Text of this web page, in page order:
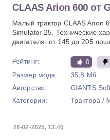
CLAAS Arion 600 от
Малый трактор CLAAS Arion
Simulator 25. Технические
двигателя: от 145 до 205
Рейтинг: 0
Размер мода:
35,8 Мб
Авторство:
GIANTS
Категории:
Трактора/
26-02-2025, 13:40